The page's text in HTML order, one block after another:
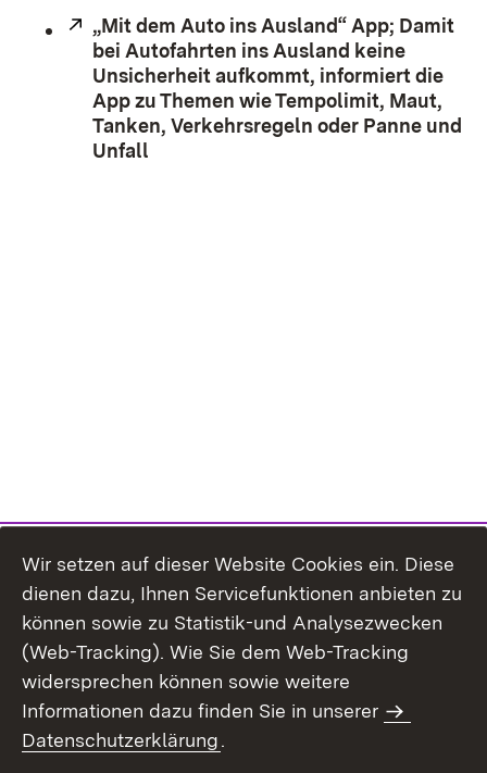
Extern:
„Mit dem Auto ins Ausland“ App; Damit
bei Autofahrten ins Ausland keine
Unsicherheit aufkommt, informiert die
App zu Themen wie Tempolimit, Maut,
Tanken, Verkehrsregeln oder Panne und
Unfall
Wir setzen auf dieser Website Cookies ein. Diese
dienen dazu, Ihnen Servicefunktionen anbieten zu
können sowie zu Statistik-und Analysezwecken
(Web-Tracking). Wie Sie dem Web-Tracking
widersprechen können sowie weitere
Informationen dazu finden Sie in unserer
Datenschutzerklärung.